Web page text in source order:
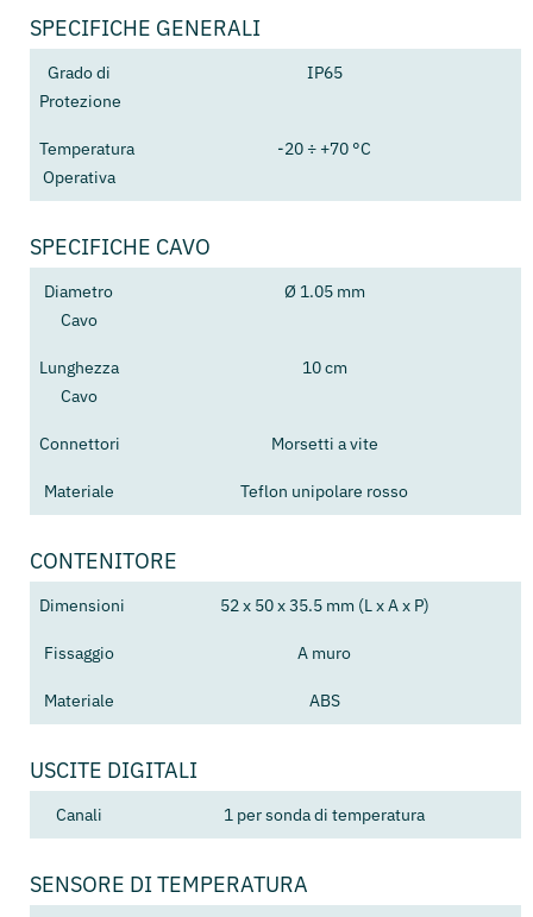
SPECIFICHE GENERALI
Grado di
Protezione
IP65
Temperatura
Operativa
-20 ÷ +70 °C
SPECIFICHE CAVO
Diametro
Cavo
Ø 1.05 mm
Lunghezza
Cavo
10 cm
Connettori Morsetti a vite
Materiale Teflon unipolare rosso
CONTENITORE
Dimensioni 52 x 50 x 35.5 mm (L x A x P)
Fissaggio A muro
Materiale ABS
USCITE DIGITALI
Canali 1 per sonda di temperatura
SENSORE DI TEMPERATURA